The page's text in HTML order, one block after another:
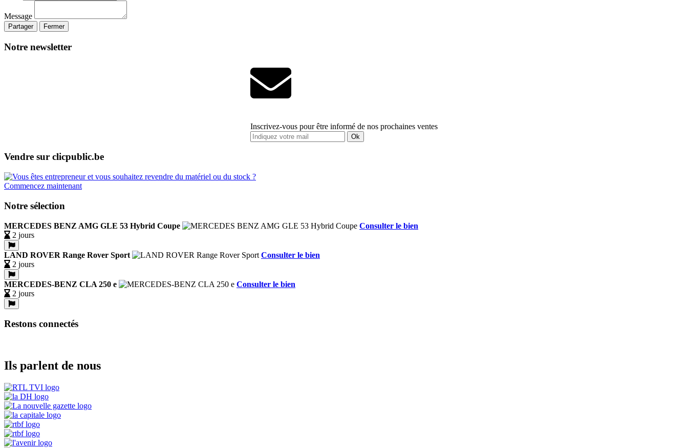
Message
Partager Fermer
Notre newsletter
Inscrivez-vous pour être informé de nos prochaines ventes
Ok
Vendre sur clicpublic.be
Commencez maintenant
Notre sélection
MERCEDES BENZ AMG GLE 53 Hybrid Coupe
Consulter le bien
2 jours
LAND ROVER Range Rover Sport
Consulter le bien
2 jours
MERCEDES-BENZ CLA 250 e
Consulter le bien
2 jours
Restons connectés
Ils parlent de nous